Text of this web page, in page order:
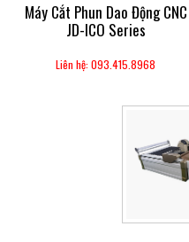
Máy Cắt Phun Dao Động CNC
JD-ICO Series
Liên hệ: 093.415.8968